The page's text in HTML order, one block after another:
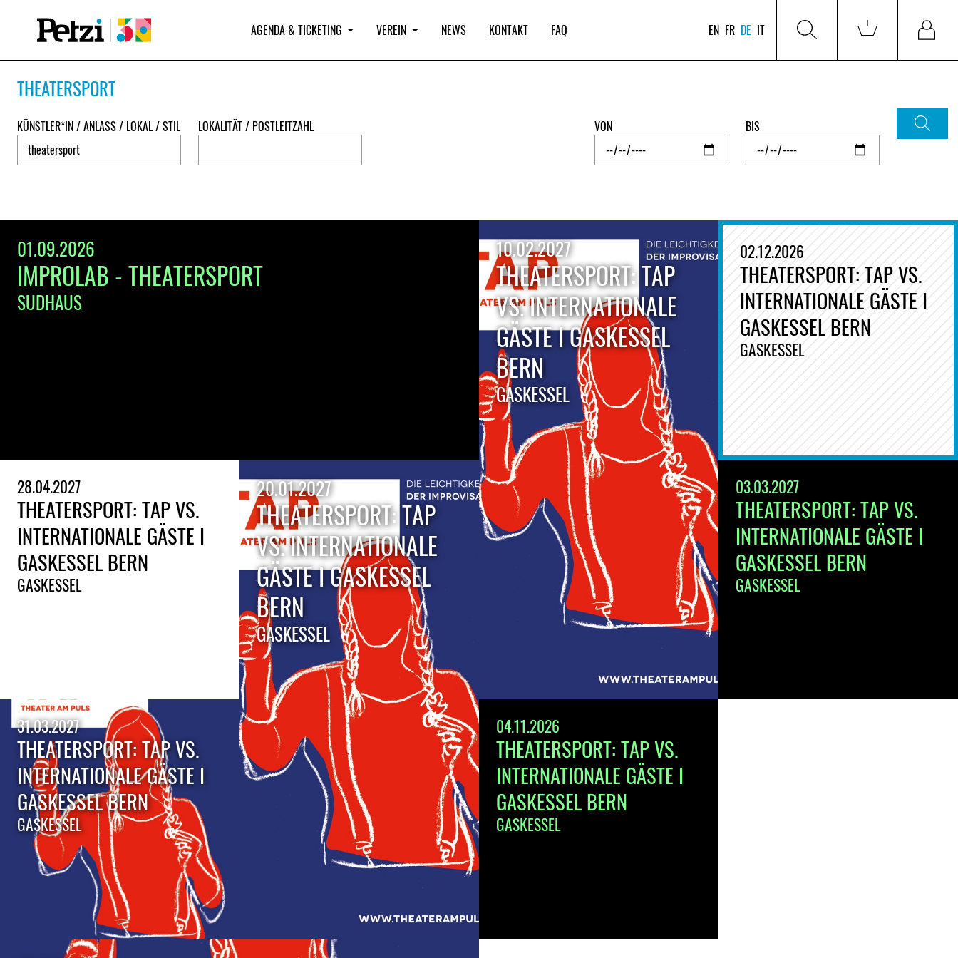
AGENDA & TICKETING VEREIN NEWS KONTAKT FAQ EN FR DE IT
THEATERSPORT
KÜNSTLER*IN / ANLASS / LOKAL / STIL LOKALITÄT / POSTLEITZAHL VON BIS
01.09.2026
IMPROLAB - THEATERSPORT
SUDHAUS
10.02.2027
THEATERSPORT: TAP
VS. INTERNATIONALE
GÄSTE I GASKESSEL
BERN
GASKESSEL
02.12.2026
THEATERSPORT: TAP VS.
INTERNATIONALE GÄSTE I
GASKESSEL BERN
GASKESSEL
28.04.2027
THEATERSPORT: TAP VS.
INTERNATIONALE GÄSTE I
GASKESSEL BERN
GASKESSEL
20.01.2027
THEATERSPORT: TAP
VS. INTERNATIONALE
GÄSTE I GASKESSEL
BERN
GASKESSEL
03.03.2027
THEATERSPORT: TAP VS.
INTERNATIONALE GÄSTE I
GASKESSEL BERN
GASKESSEL
31.03.2027
THEATERSPORT: TAP VS.
INTERNATIONALE GÄSTE I
GASKESSEL BERN
GASKESSEL
04.11.2026
THEATERSPORT: TAP VS.
INTERNATIONALE GÄSTE I
GASKESSEL BERN
GASKESSEL